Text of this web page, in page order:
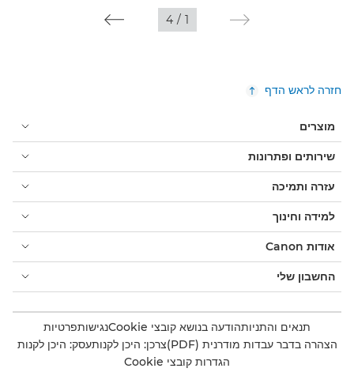
1
/
4
חזרה לראש הדף
מוצרים
שירותים ופתרונות
עזרה ותמיכה
למידה וחינוך
אודות Canon
החשבון שלי
תנאים והתניותהודעה בנושא קובצי Cookie נגישותפרטיות
הצהרה בדבר עבדות מודרנית (PDF)
צרכן: היכן לקנותעסק: היכן לקנות
הגדרות קובצי Cookie